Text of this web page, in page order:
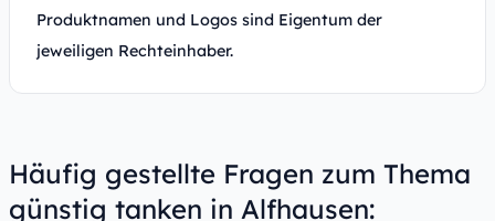
Produktnamen und Logos sind Eigentum der
jeweiligen Rechteinhaber.
Häufig gestellte Fragen zum Thema
günstig tanken in Alfhausen: